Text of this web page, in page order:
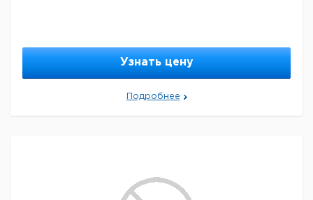
Узнать цену
Подробнее